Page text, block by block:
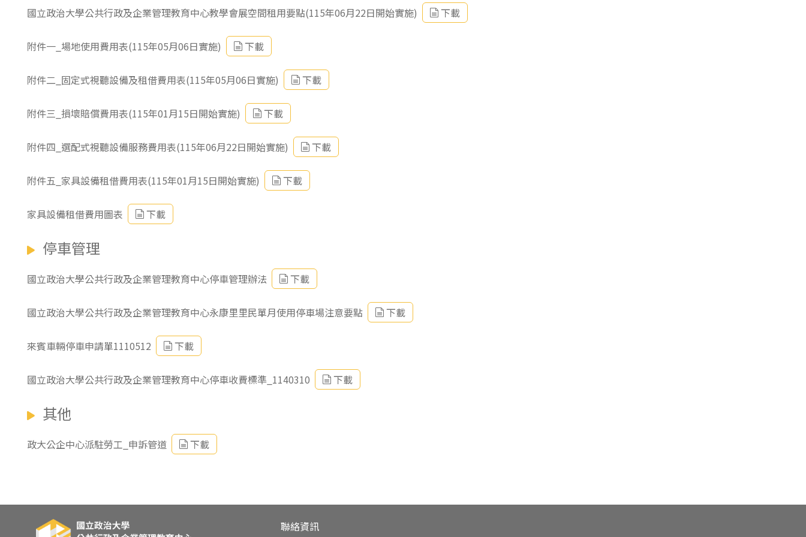
國立政治大學公共行政及企業管理教育中心教學會展空間租用要點(115年06月22日開始實施) 下載
附件一_場地使用費用表(115年05月06日實施) 下載
附件二_固定式視聽設備及租借費用表(115年05月06日實施) 下載
附件三_損壞賠償費用表(115年01月15日開始實施) 下載
附件四_選配式視聽設備服務費用表(115年06月22日開始實施) 下載
附件五_家具設備租借費用表(115年01月15日開始實施) 下載
家具設備租借費用圖表 下載
停車管理
國立政治大學公共行政及企業管理教育中心停車管理辦法 下載
國立政治大學公共行政及企業管理教育中心永康里里民單月使用停車場注意要點 下載
來賓車輛停車申請單1110512 下載
國立政治大學公共行政及企業管理教育中心停車收費標準_1140310 下載
其他
政大公企中心派駐勞工_申訴管道 下載
聯絡資訊